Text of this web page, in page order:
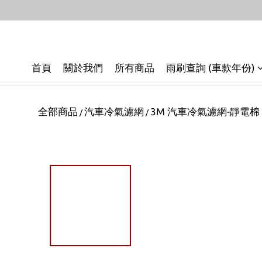
首頁 關於我們 所有商品 雨刷查詢 (車款年份)
全部商品 / 汽車冷氣濾網 / 3M 汽車冷氣濾網-靜電棉